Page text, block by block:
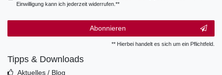
Einwilligung kann ich jederzeit widerrufen.**
Abonnieren
** Hierbei handelt es sich um ein Pflichtfeld.
Tipps & Downloads
Aktuelles / Blog